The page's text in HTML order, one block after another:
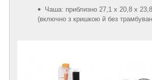
Чаша: приблизно 27,1 x 20,8 x
(включно з кришкою й без